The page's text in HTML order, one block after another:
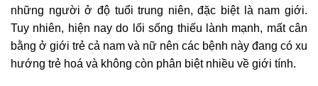
những người ở độ tuổi trung niên, đặc biệt là nam giới.
Tuy nhiên, hiện nay do lối sống thiếu lành mạnh, mất cân
bằng ở giới trẻ cả nam và nữ nên các bệnh này đang có xu
hướng trẻ hoá và không còn phân biệt nhiều về giới tính.